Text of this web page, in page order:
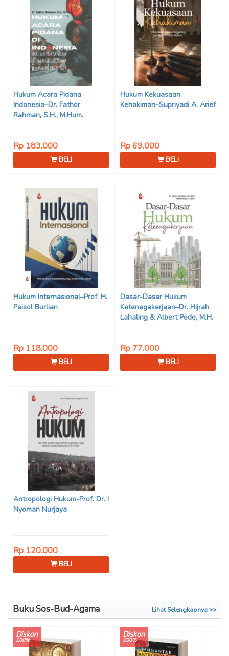
Hukum Acara Pidana
Indonesia–Dr. Fathor
Rahman, S.H., M.Hum.
Rp 183.000
BELI
Hukum Kekuasaan
Kehakiman–Supriyadi A. Arief
Rp 69.000
BELI
Hukum Internasional–Prof. H.
Paisol Burlian
Rp 118.000
BELI
Dasar-Dasar Hukum
Ketenagakerjaan–Dr. Hijrah
Lahaling & Albert Pede, M.H.
Rp 77.000
BELI
Antropologi Hukum-Prof. Dr. I
Nyoman Nurjaya
Rp 120.000
BELI
Buku Sos-Bud-Agama Lihat Selengkapnya >>
Diskon
100%
Diskon
100%